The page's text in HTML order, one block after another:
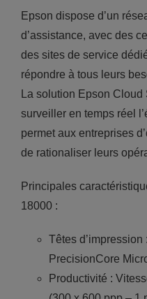
Epson dispose d’un
d’assistance, avec des
des sites de service
répondre à tous leurs
La solution Epson
surveiller en temps réel
permet aux entreprises
de rationaliser leurs
Principales
18000 :
Têtes d’impression
PrecisionCore
Productivité :